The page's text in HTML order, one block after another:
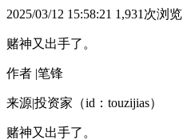
2025/03/12 15:58:21 1,931次浏览
赌神又出手了。
作者 |笔锋
来源|投资家（id：touzijias）
赌神又出手了。